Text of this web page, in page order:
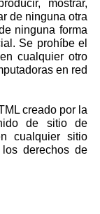
mostrar,
de ninguna otra
ninguna forma
Se prohíbe el
cualquier otro
en red
creado por la
de sitio de
cualquier sitio
derechos de